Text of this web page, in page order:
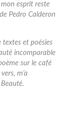
esprit reste
Pedro Calderon
et poésies
incomparable
sur le café
m’a